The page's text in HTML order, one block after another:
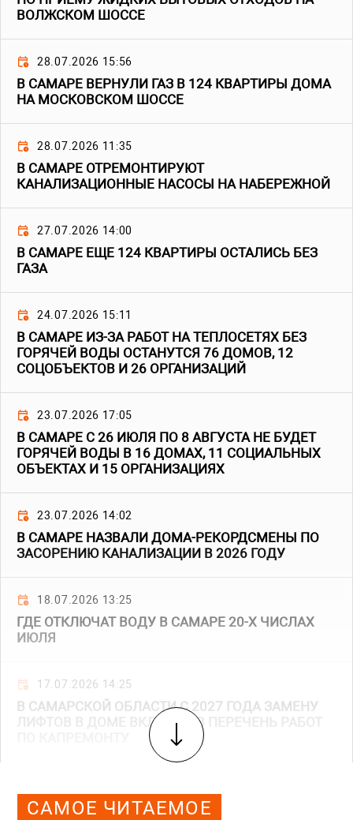
ВОЛЖСКОМ ШОССЕ
28.07.2026 15:56
В САМАРЕ ВЕРНУЛИ ГАЗ В 124 КВАРТИРЫ ДОМА
НА МОСКОВСКОМ ШОССЕ
28.07.2026 11:35
В САМАРЕ ОТРЕМОНТИРУЮТ
КАНАЛИЗАЦИОННЫЕ НАСОСЫ НА НАБЕРЕЖНОЙ
27.07.2026 14:00
В САМАРЕ ЕЩЕ 124 КВАРТИРЫ ОСТАЛИСЬ БЕЗ
ГАЗА
24.07.2026 15:11
В САМАРЕ ИЗ-ЗА РАБОТ НА ТЕПЛОСЕТЯХ БЕЗ
ГОРЯЧЕЙ ВОДЫ ОСТАНУТСЯ 76 ДОМОВ, 12
СОЦОБЪЕКТОВ И 26 ОРГАНИЗАЦИЙ
23.07.2026 17:05
В САМАРЕ С 26 ИЮЛЯ ПО 8 АВГУСТА НЕ БУДЕТ
ГОРЯЧЕЙ ВОДЫ В 16 ДОМАХ, 11 СОЦИАЛЬНЫХ
ОБЪЕКТАХ И 15 ОРГАНИЗАЦИЯХ
23.07.2026 14:02
В САМАРЕ НАЗВАЛИ ДОМА-РЕКОРДСМЕНЫ ПО
ЗАСОРЕНИЮ КАНАЛИЗАЦИИ В 2026 ГОДУ
18.07.2026 13:25
ГДЕ ОТКЛЮЧАТ ВОДУ В САМАРЕ 20-Х ЧИСЛАХ
ИЮЛЯ
17.07.2026 14:25
В САМАРСКОЙ ОБЛАСТИ С 2027 ГОДА ЗАМЕНУ
ЛИФТОВ В ДОМЕ ВКЛЮЧАТ В ПЕРЕЧЕНЬ РАБОТ
САМОЕ ЧИТАЕМОЕ